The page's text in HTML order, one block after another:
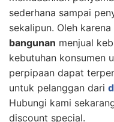
sederhana sampai
sekalipun. Oleh karena
bangunan menjual
kebutuhan konsumen
perpipaan dapat
untuk pelanggan dari
Hubungi kami
discount special.